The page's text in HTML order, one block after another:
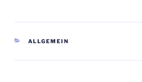
KATEGORIEN
ALLGEMEIN